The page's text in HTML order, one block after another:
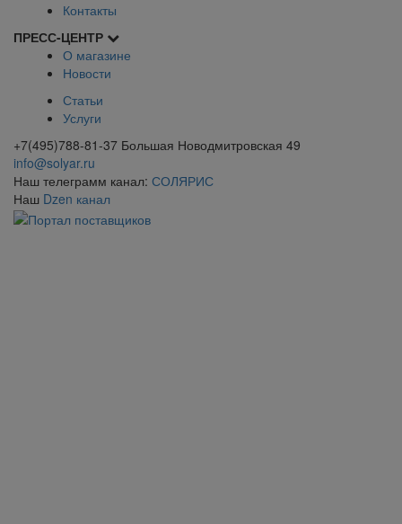
Контакты
ПРЕСС-ЦЕНТР
О магазине
Новости
Статьи
Услуги
+7(495)788-81-37 Большая Новодмитровская 49
info@solyar.ru
Наш телеграмм канал: СОЛЯРИС
Наш Dzen канал